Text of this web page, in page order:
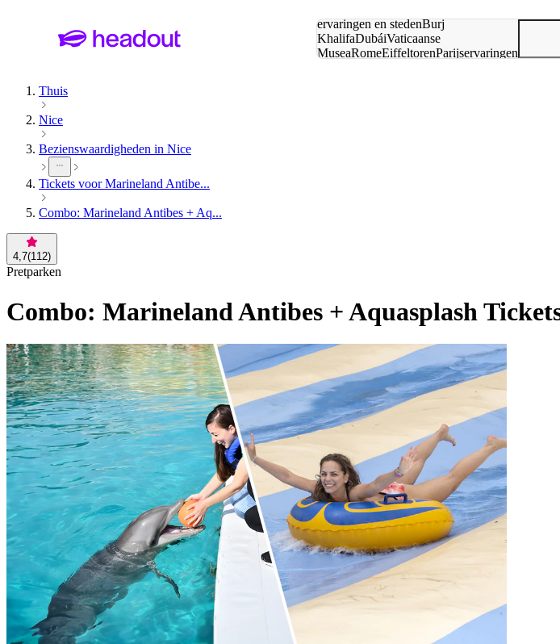
ervaringen en stedenBurj
KhalifaDubáiVaticaanse
MuseaRomeEiffeltorenParijservaringen
Thuis
Nice
Bezienswaardigheden in Nice
Tickets voor Marineland Antibe...
Combo: Marineland Antibes + Aq...
4,7(112)
Pretparken
Combo: Marineland Antibes + Aquasplash